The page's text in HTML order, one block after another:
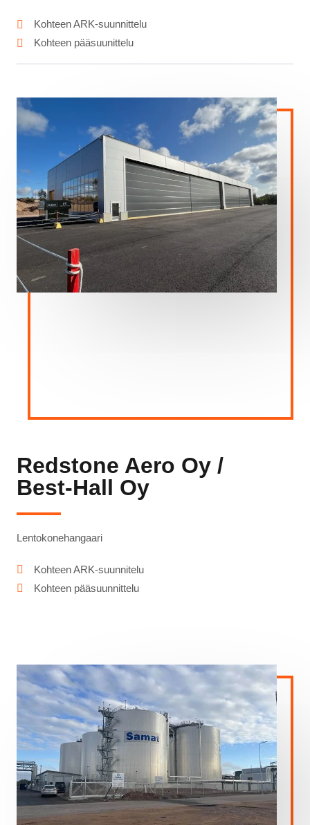
Kohteen ARK-suunnittelu
Kohteen pääsuunittelu
Redstone Aero Oy /
Best-Hall Oy
Lentokonehangaari
Kohteen ARK-suunnitelu
Kohteen pääsuunnittelu